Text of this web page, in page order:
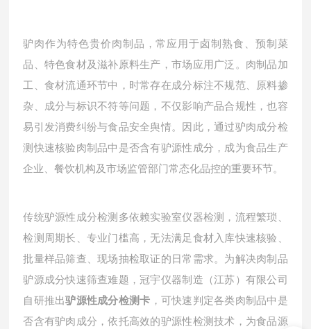
驴肉作为特色贵价肉制品，常应用于卤制熟食、预制菜
品、特色食材及滋补原料生产，市场应用广泛。肉制品加
工、食材流通环节中，时常存在成分标注不规范、原料掺
杂、成分与标识不符等问题，不仅影响产品合规性，也容
易引发消费纠纷与食品安全舆情。因此，通过驴肉成分检
测快速核验肉制品中是否含有驴源性成分，成为食品生产
企业、餐饮机构及市场监管部门常态化品控的重要环节。
传统驴源性成分检测多依赖实验室仪器检测，流程繁琐、
检测周期长、专业门槛高，无法满足食材入库快速核验、
批量样品筛查、现场抽检取证的日常需求。为解决肉制品
驴源成分快速筛查难题，冠宇仪器制造（江苏）有限公司
自研推出驴源性成分检测卡 ，可快速判定各类肉制品中是
否含有驴肉成分，依托高效的驴源性检测技术，为食品源